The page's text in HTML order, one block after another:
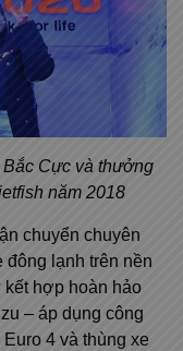
Cực và thưởng
năm 2018
chuyển chuyên
đông lạnh trên nền
hợp hoàn hảo
– áp dụng công
4 và thùng xe